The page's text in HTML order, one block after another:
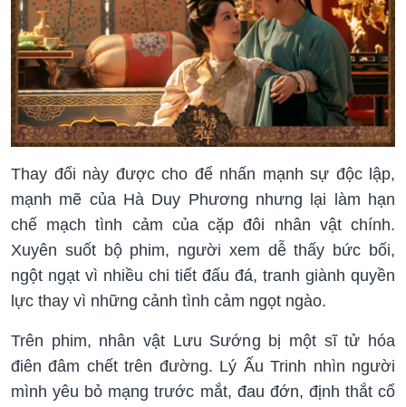
Thay đổi này được cho để nhấn mạnh sự độc lập,
mạnh mẽ của Hà Duy Phương nhưng lại làm hạn
chế mạch tình cảm của cặp đôi nhân vật chính.
Xuyên suốt bộ phim, người xem dễ thấy bức bối,
ngột ngạt vì nhiều chi tiết đấu đá, tranh giành quyền
lực thay vì những cảnh tình cảm ngọt ngào.
Trên phim, nhân vật Lưu Sướng bị một sĩ tử hóa
điên đâm chết trên đường. Lý Ấu Trinh nhìn người
mình yêu bỏ mạng trước mắt, đau đớn, định thắt cổ